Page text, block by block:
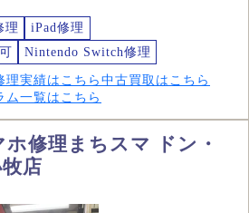
理
iPad修理
Nintendo Switch修理
理実績はこちら 中古買取はこちら
ム一覧はこちら
修理まちスマ ドン・
店